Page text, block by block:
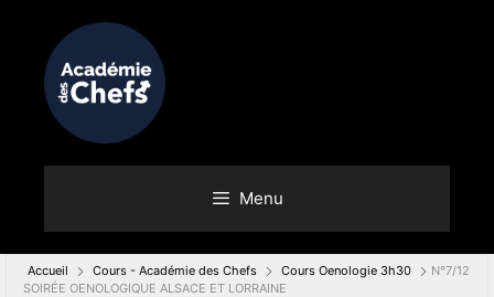
Menu
Accueil Cours - Académie des Chefs Cours Oenologie 3h30
N°7/12
SOIRÉE OENOLOGIQUE ALSACE ET LORRAINE